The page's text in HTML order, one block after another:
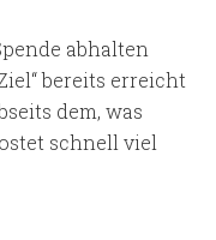
abhalten
bereits erreicht
dem, was
schnell viel